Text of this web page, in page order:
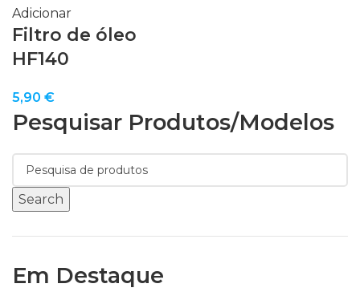
Pesquisar Produtos/modelos
Search
Em Destaque
Adicionar
Filtro de óleo
HF140
5,90 €